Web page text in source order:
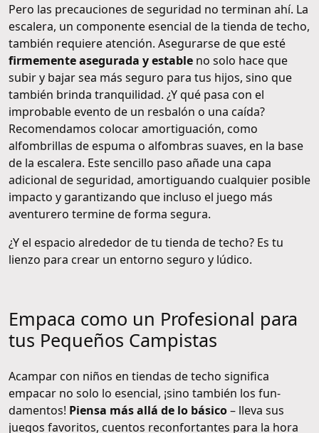
Pero las precauciones de seguridad no terminan ahí. La
escalera, un componente esencial de la tienda de techo,
también requiere atención. Asegurarse de que esté
firmemente asegurada y estable no solo hace que
subir y bajar sea más seguro para tus hijos, sino que
también brinda tranquilidad. ¿Y qué pasa con el
improbable evento de un resbalón o una caída?
Recomendamos colocar amortiguación, como
alfombrillas de espuma o alfombras suaves, en la base
de la escalera. Este sencillo paso añade una capa
adicional de seguridad, amortiguando cualquier posible
impacto y garantizando que incluso el juego más
aventurero termine de forma segura.
¿Y el espacio alrededor de tu tienda de techo? Es tu
lienzo para crear un entorno seguro y lúdico.
Empaca como un Profesional para
tus Pequeños Campistas
Acampar con niños en tiendas de techo significa
empacar no solo lo esencial, ¡sino también los fun-
damentos! Piensa más allá de lo básico– lleva sus
juegos favoritos, cuentos reconfortantes para la hora